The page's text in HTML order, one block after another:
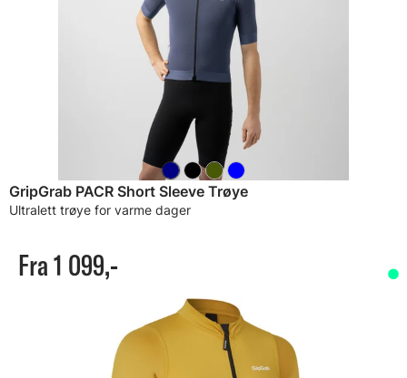
GripGrab PACR Short Sleeve Trøye
Ultralett trøye for varme dager
Fra 1 099,-